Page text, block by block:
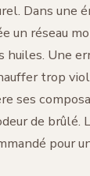
Dans une
un réseau
huiles. Une
trop
ses
de brûlé.
pour